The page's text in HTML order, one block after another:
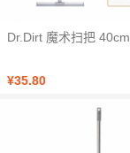
Dr.Dirt 魔术扫把 40cm
¥35.80